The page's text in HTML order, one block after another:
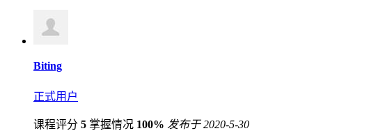
Biting
正式用户
课程评分 5 掌握情况 100% 发布于 2020-5-30